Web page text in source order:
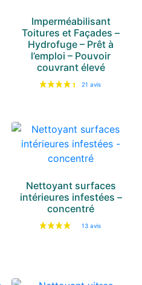
Imperméabilisant
Toitures et Façades –
Hydrofuge – Prêt à
l’emploi – Pouvoir
couvrant élevé
Nettoyant surfaces
intérieures infestées –
concentré